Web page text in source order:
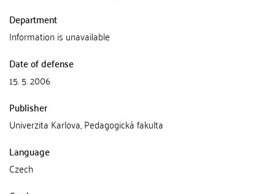
Department
Information is unavailable
Date of defense
15. 5. 2006
Publisher
Univerzita Karlova, Pedagogická fakulta
Language
Czech